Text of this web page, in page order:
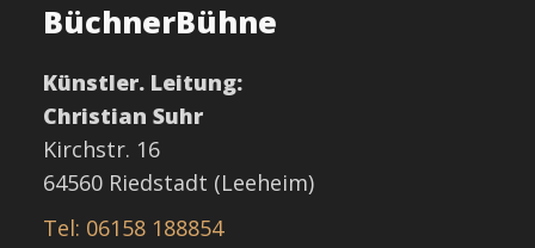
BüchnerBühne
Künstler. Leitung:
Christian Suhr
Kirchstr. 16
64560 Riedstadt (Leeheim)
Tel: 06158 188854